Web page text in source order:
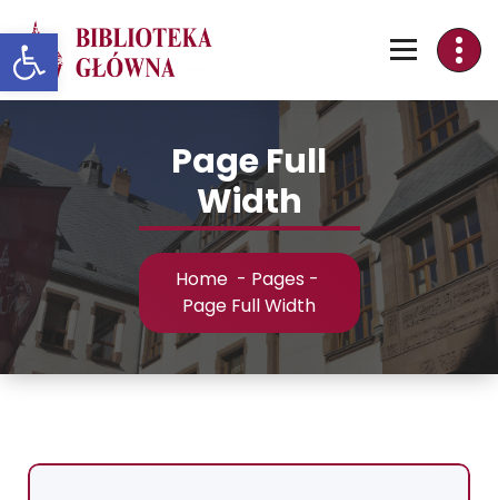
Otwórz pasek narzędzi
to
Content
Page Full
Width
Home- Pages-
Page Full Width